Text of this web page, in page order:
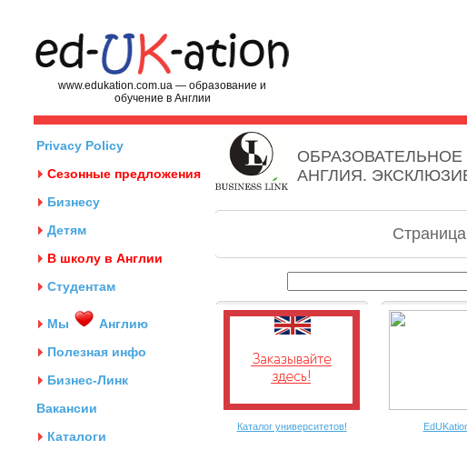
www.edukation.com.ua — образование и
обучение в Англии
Privacy Policy
Сезонные предложения
Бизнесу
Детям
В школу в Англии
Студентам
Мы
Англию
Полезная инфо
Бизнес-Линк
Вакансии
Каталоги
ОБРАЗОВАТЕЛЬНОЕ
АНГЛИЯ.
Каталог университетов!